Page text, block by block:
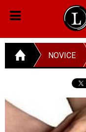
NOVICE